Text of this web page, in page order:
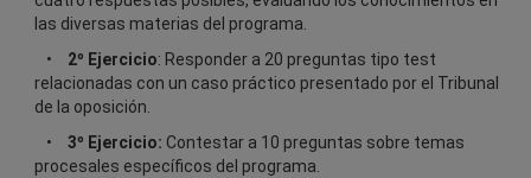
las diversas materias del programa.
2º Ejercicio: Responder a 20 preguntas tipo test
relacionadas con un caso práctico presentado por el Tribunal
de la oposición.
3º Ejercicio: Contestar a 10 preguntas sobre temas
procesales específicos del programa.